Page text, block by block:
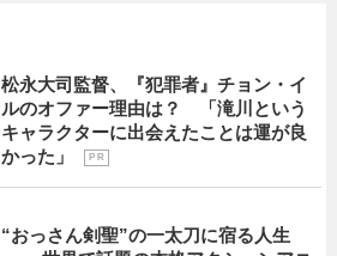
松永大司監督、『犯罪者』チョン・イ
ルのオファー理由は？ 「滝川という
キャラクターに出会えたことは運が良
かった」
P R
“おっさん剣聖”の一太刀に宿る人生